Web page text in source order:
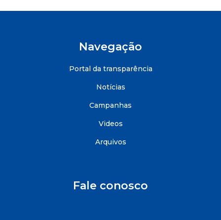
Navegação
Portal da transparência
Notícias
Campanhas
Videos
Arquivos
Fale conosco